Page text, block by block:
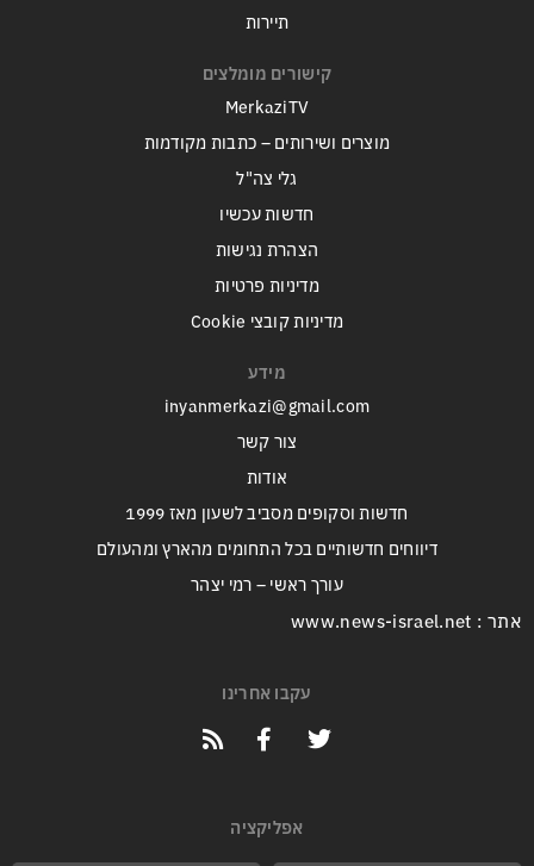
תיירות
קישורים מומלצים
MerkaziTV
מוצרים ושירותים – כתבות מקודמות
גלי צה"ל
חדשות עכשיו
הצהרת נגישות
מדיניות פרטיות
מדיניות קובצי Cookie
מידע
inyanmerkazi@gmail.com
צור קשר
אודות
חדשות וסקופים מסביב לשעון מאז 1999
דיווחים חדשותיים בכל התחומים מהארץ ומהעולם
עורך ראשי – רמי יצהר
אתר : www.news-israel.net
עקבו אחרינו
אפליקציה